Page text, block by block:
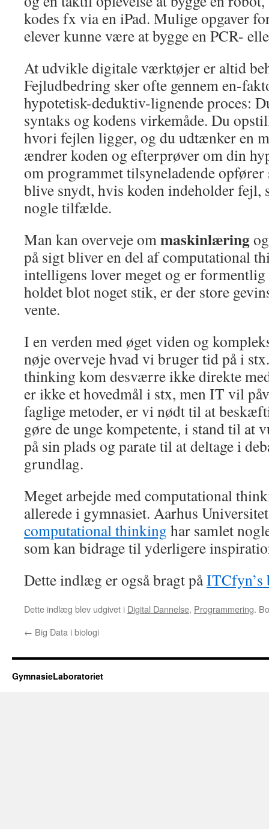
kodes fx via en iPad. Mulige opgaver
elever kunne være at bygge en PCR-
At udvikle digitale værktøjer er altid
Fejludbedring sker ofte gennem en-
hypotetisk-deduktiv-lignende proces:
syntaks og kodens virkemåde. Du
hvori fejlen ligger, og du udtænker en
ændrer koden og efterprøver om din
om programmet tilsyneladende
blive snydt, hvis koden indeholder fejl,
nogle tilfælde.
Man kan overveje ommaskinlæring
på sigt bliver en del af computational
intelligens lover meget og er
holdet blot noget stik, er der store
vente.
I en verden med øget viden og
nøje overveje hvad vi bruger tid på i
thinking kom desværre ikke direkte
er ikke et hovedmål i stx, men IT vil
faglige metoder, er vi nødt til at
gøre de unge kompetente, i stand til at
på sin plads og parate til at deltage i
grundlag.
Meget arbejde med computational
allerede i gymnasiet. Aarhus
computational thinking har samlet
som kan bidrage til yderligere
Dette indlæg er også bragt påITCfyn’s
Dette indlæg blev udgivet i Digital Dannelse, Programmering.
← Big Data i biologi
GymnasieLaboratoriet